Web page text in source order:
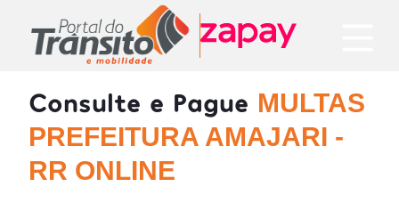
Consulte e Pague MULTAS
PREFEITURA AMAJARI -
RR ONLINE